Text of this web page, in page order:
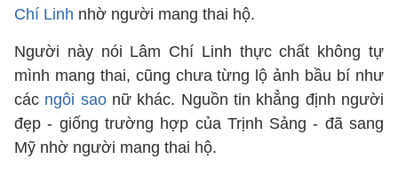
Chí Linh nhờ người mang thai hộ.
Người này nói Lâm Chí Linh thực chất không tự
mình mang thai, cũng chưa từng lộ ảnh bầu bí như
các ngôi saonữ khác. Nguồn tin khẳng định người
đẹp - giống trường hợp của Trịnh Sảng - đã sang
Mỹ nhờ người mang thai hộ.